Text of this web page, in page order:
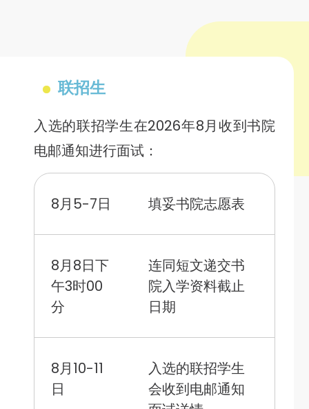
联招生
入选的联招学生在2026年8月收到书院
电邮通知进行面试：
8月5-7日 填妥书院志愿表
8月8日下
午3时00
分
连同短文递交书
院入学资料截止
日期
8月10-11
日
入选的联招学生
会收到电邮通知